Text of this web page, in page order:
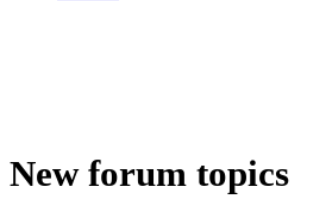
New forum topics